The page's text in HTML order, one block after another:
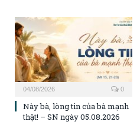
04/08/2026 0
Này bà, lòng tin của bà mạnh
thật! – SN ngày 05.08.2026